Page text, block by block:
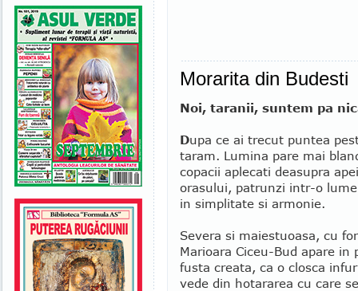
Morarita din Budesti
Noi, taranii, suntem pa
Dupa ce ai trecut puntea
taram. Lumina pare mai
copacii aplecati deasupra
orasului, patrunzi intr-o
in simplitate si armonie.
Severa si maiestuoasa, cu
Marioara Ciceu-Bud apare
fusta creata, ca o closca
vede din hotararea cu care